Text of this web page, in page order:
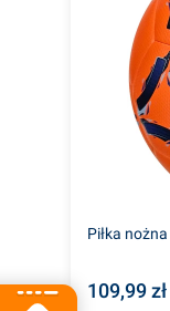
Piłka
109,99 zł